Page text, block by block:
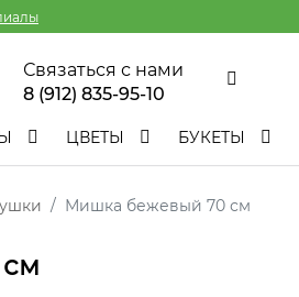
Связаться с нами
8 (912) 835-95-10
ЦВЕТЫ БУКЕТЫ
Мишка бежевый 70 см